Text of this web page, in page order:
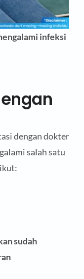
infeksi
dengan dokter
salah satu
sudah